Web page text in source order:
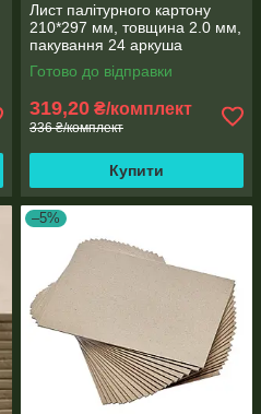
Лист палітурного картону
210*297 мм, товщина 2.0 мм,
пакування 24 аркуша
Готово до відправки
319,20 ₴/комплект
336 ₴/комплект
Купити
–5%